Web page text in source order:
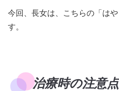
今回、長女は、こちらの「は
す。
治療時の注意点